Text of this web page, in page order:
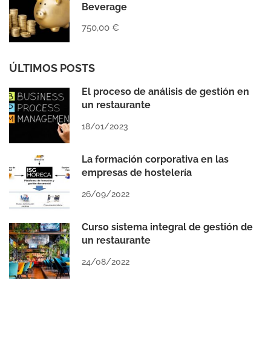
Beverage
750,00 €
ÚLTIMOS POSTS
El proceso de análisis de gestión en
un restaurante
18/01/2023
La formación corporativa en las
empresas de hostelería
26/09/2022
Curso sistema integral de gestión de
un restaurante
24/08/2022